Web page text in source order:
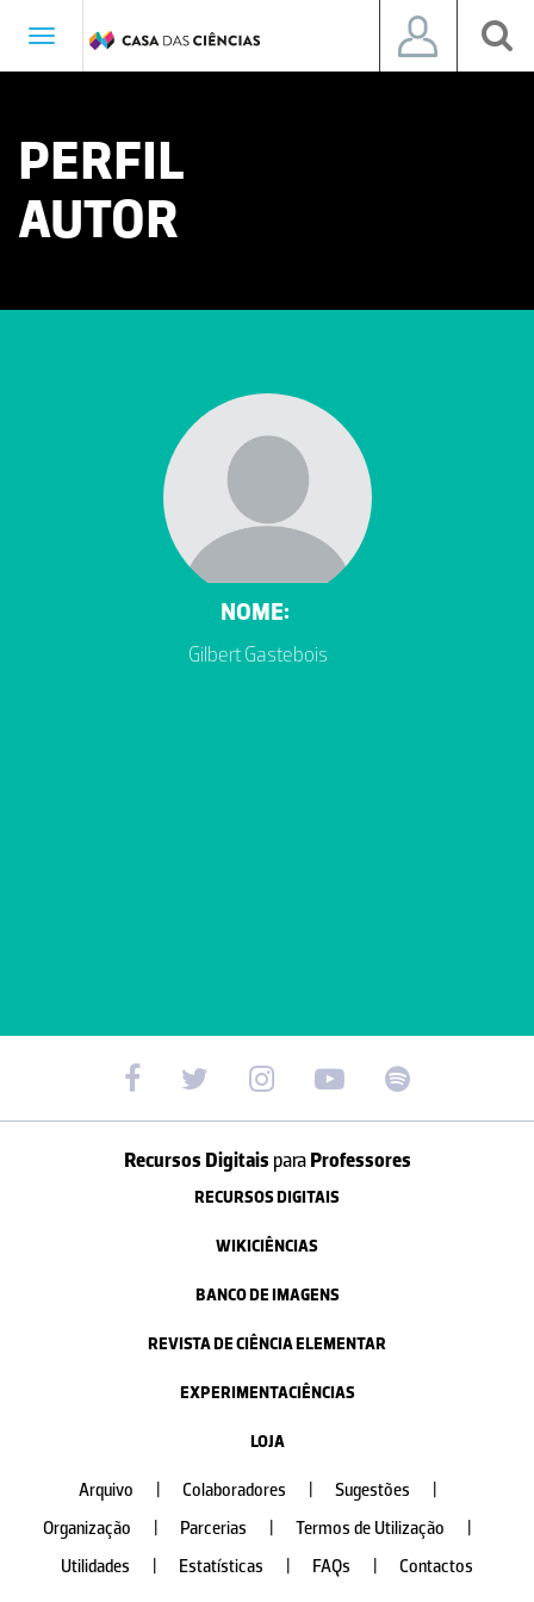
Toggle
PERFIL
AUTOR
NOME:
Gilbert Gastebois
Recursos Digitais paraProfessores
RECURSOS DIGITAIS
WIKICIÊNCIAS
BANCO DE IMAGENS
REVISTA DE CIÊNCIA ELEMENTAR
EXPERIMENTACIÊNCIAS
LOJA
Arquivo Colaboradores Sugestões
Organização
Parcerias Termos de Utilização
Utilidades
Estatísticas FAQs Contactos